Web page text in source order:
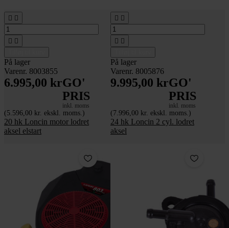
 
 
På lager
Varenr. 8003855
6.995,00 krGO'
PRIS
inkl. moms
(5.596,00 kr. ekskl. moms.)
20 hk Loncin motor lodret
aksel elstart
 
 
På lager
Varenr. 8005876
9.995,00 krGO'
PRIS
inkl. moms
(7.996,00 kr. ekskl. moms.)
24 hk Loncin 2 cyl. lodret
aksel